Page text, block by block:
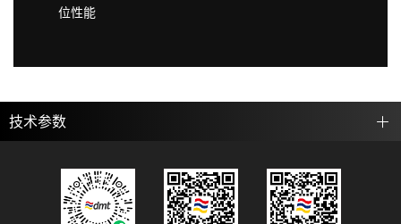
位性能
技术参数